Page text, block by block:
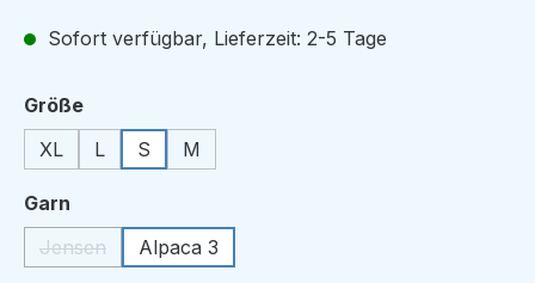
Sofort verfügbar, Lieferzeit: 2-5 Tage
Größeauswählen
XL
L S M
Garn
Jensen
(Diese Option ist zurzeit nicht verfügbar.)
Alpaca 3